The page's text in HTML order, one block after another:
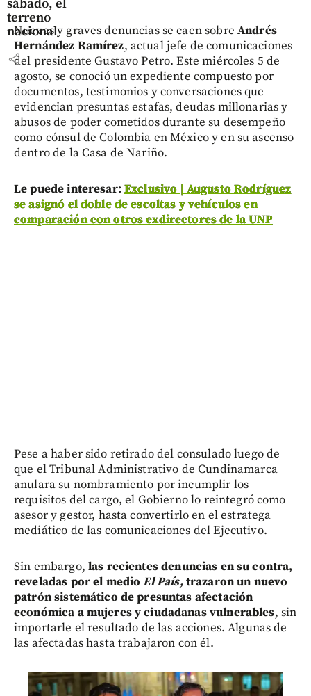
sábado, el
terreno
nacional
share
Nuevas y graves denuncias se caen sobre Andrés
Hernández Ramírez, actual jefe de comunicaciones
del presidente Gustavo Petro. Este miércoles 5 de
agosto, se conoció un expediente compuesto por
documentos, testimonios y conversaciones que
evidencian presuntas estafas, deudas millonarias y
abusos de poder cometidos durante su desempeño
como cónsul de Colombia en México y en su ascenso
dentro de la Casa de Nariño.
Le puede interesar: Exclusivo | Augusto Rodríguez
se asignó el doble de escoltas y vehículos en
comparación con otros exdirectores de la UNP
Pese a haber sido retirado del consulado luego de
que el Tribunal Administrativo de Cundinamarca
anulara su nombramiento por incumplir los
requisitos del cargo, el Gobierno lo reintegró como
asesor y gestor, hasta convertirlo en el estratega
mediático de las comunicaciones del Ejecutivo.
Sin embargo, las recientes denuncias en su contra,
reveladas por el medioEl País,trazaron un nuevo
patrón sistemático de presuntas afectación
económica a mujeres y ciudadanas vulnerables, sin
importarle el resultado de las acciones. Algunas de
las afectadas hasta trabajaron con él.